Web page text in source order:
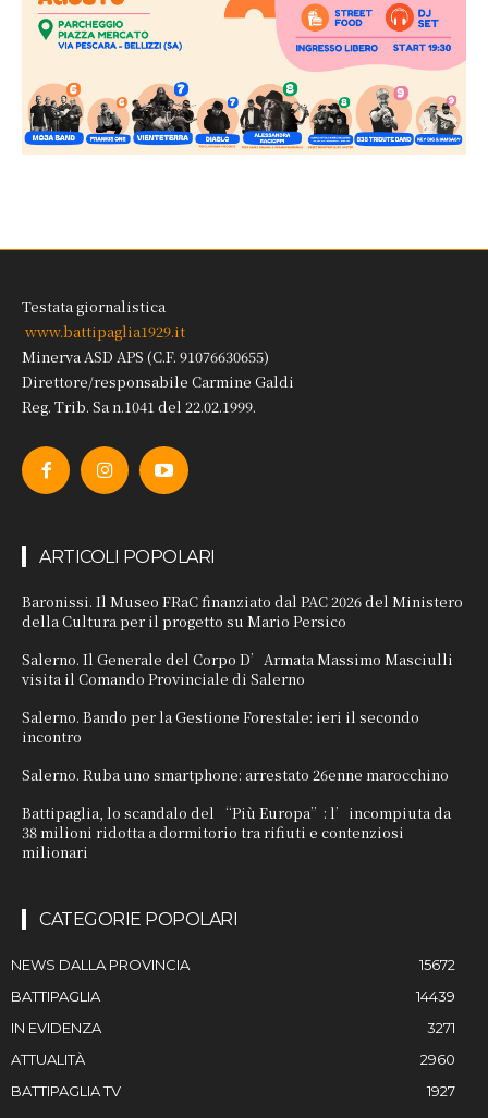
Testata giornalistica
www.battipaglia1929.it
Minerva ASD APS (C.F. 91076630655)
Direttore/responsabile Carmine Galdi
Reg. Trib. Sa n.1041 del 22.02.1999.
ARTICOLI POPOLARI
Baronissi. Il Museo FRaC finanziato dal PAC 2026 del Ministero
della Cultura per il progetto su Mario Persico
Salerno. Il Generale del Corpo D’Armata Massimo Masciulli
visita il Comando Provinciale di Salerno
Salerno. Bando per la Gestione Forestale: ieri il secondo
incontro
Salerno. Ruba uno smartphone: arrestato 26enne marocchino
Battipaglia, lo scandalo del “Più Europa”: l’incompiuta da
38 milioni ridotta a dormitorio tra rifiuti e contenziosi
milionari
CATEGORIE POPOLARI
NEWS DALLA PROVINCIA
15672
BATTIPAGLIA
14439
IN EVIDENZA
3271
ATTUALITÀ
2960
BATTIPAGLIA TV
1927